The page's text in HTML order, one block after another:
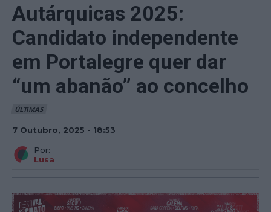
Autárquicas 2025:
Candidato independente
em Portalegre quer dar
“um abanão” ao concelho
ÚLTIMAS
7 Outubro, 2025 - 18:53
Por:
Lusa